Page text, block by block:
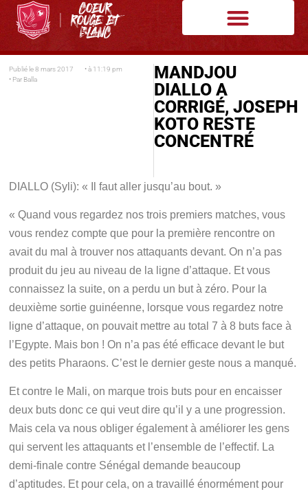
Publié le 8 mars 2017 • à 11:19 pm
• Par Balla
MANDJOU
DIALLO A
CORRIGÉ, JOSEPH
KOTO RESTE
CONCENTRÉ
DIALLO (Syli): « Il faut aller jusqu’au bout. »
« Quand vous regardez nos trois premiers matches, vous
vous rendez compte que pour la première rencontre on
avait du mal à trouver nos attaquants devant. On n’a pas
produit du jeu au niveau de la ligne d’attaque. Et vous
connaissez la suite, on a perdu un but à zéro. Pour la
deuxième sortie guinéenne, lorsque vous regardez notre
ligne d’attaque, on pouvait mettre au total 7 à 8 buts face à
l’Egypte. Mais bon ! On n’a pas été efficace devant le but
des petits Pharaons. C’est le dernier geste nous a manqué.
Et contre le Mali, on marque trois buts pour en encaisser
deux buts donc ce qui veut dire qu’il y a une progression.
Mais cela va nous obliger également à améliorer les gens
qui servent les attaquants et l’ensemble de l’effectif. La
demi-finale contre Sénégal demande beaucoup
d’aptitudes. Et pour cela, on a travaillé énormément pour